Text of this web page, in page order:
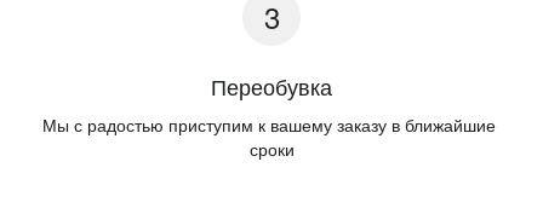
Переобувка
Мы с радостью приступим к вашему заказу в ближайшие
сроки